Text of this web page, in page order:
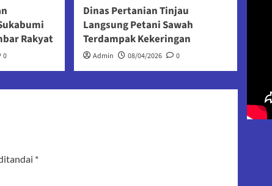
Rakyat
0
Dinas Pertanian Tinjau
Langsung Petani Sawah
Terdampak Kekeringan
Admin 08/04/2026 0
*